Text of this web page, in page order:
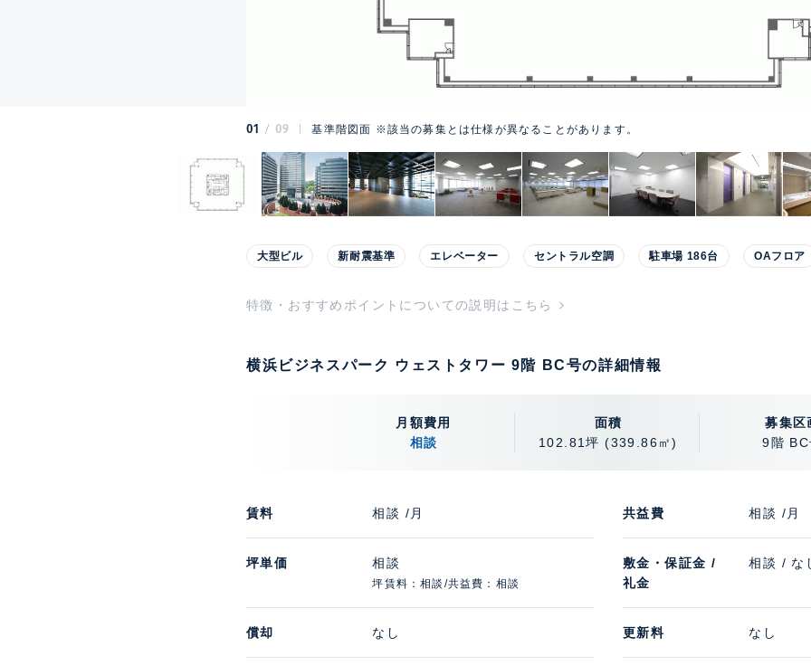
01 09 基準階図面 ※該当の募集とは仕様が異なることがあります。
大型ビル 新耐震基準 エレベーター セントラル空調 駐車場 186台 OAフロア
特徴・おすすめポイントについての説明はこちら
横浜ビジネスパーク ウェストタワー 9階 BC号の詳細情報
月額費用
相談
面積
102.81坪(339.86㎡)
募集区
9階
賃料 相談 /月 共益費 相談 /月
坪単価 相談
坪賃料：相談/共益費：相談
敷金・保証金 /
礼金
相談 / な
償却 なし 更新料 なし